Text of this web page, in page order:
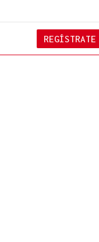
REGÍSTRATE